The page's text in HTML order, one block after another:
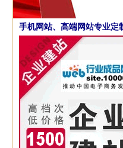
手机网站、高端网站专业定